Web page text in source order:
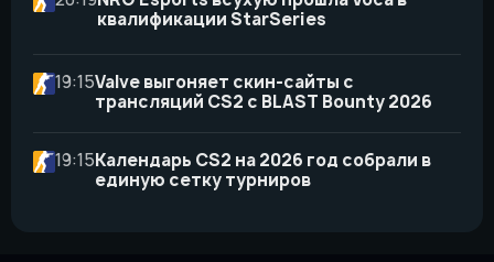
квалификации StarSeries
19:15Valve выгоняет скин-сайты с
трансляций CS2 с BLAST Bounty 2026
19:15Календарь CS2 на 2026 год собрали в
единую сетку турниров